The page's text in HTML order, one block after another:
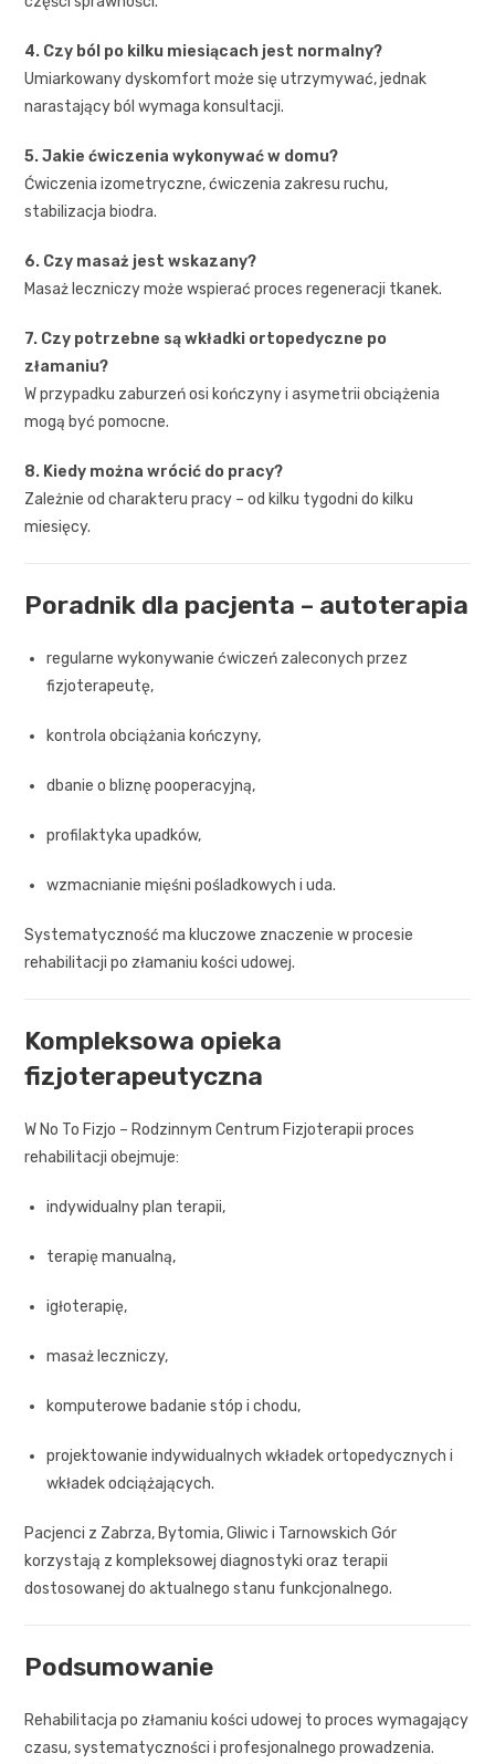
4. Czy ból po kilku miesiącach jest normalny?
Umiarkowany dyskomfort może się utrzymywać, jednak
narastający ból wymaga konsultacji.
5. Jakie ćwiczenia wykonywać w domu?
Ćwiczenia izometryczne, ćwiczenia zakresu ruchu,
stabilizacja biodra.
6. Czy masaż jest wskazany?
Masaż leczniczy może wspierać proces regeneracji tkanek.
7. Czy potrzebne są wkładki ortopedyczne po
złamaniu?
W przypadku zaburzeń osi kończyny i asymetrii obciążenia
mogą być pomocne.
8. Kiedy można wrócić do pracy?
Zależnie od charakteru pracy – od kilku tygodni do kilku
miesięcy.
Poradnik dla pacjenta – autoterapia
regularne wykonywanie ćwiczeń zaleconych przez
fizjoterapeutę,
kontrola obciążania kończyny,
dbanie o bliznę pooperacyjną,
profilaktyka upadków,
wzmacnianie mięśni pośladkowych i uda.
Systematyczność ma kluczowe znaczenie w procesie
rehabilitacji po złamaniu kości udowej.
Kompleksowa opieka
fizjoterapeutyczna
W No To Fizjo – Rodzinnym Centrum Fizjoterapii proces
rehabilitacji obejmuje:
indywidualny plan terapii,
terapię manualną,
igłoterapię,
masaż leczniczy,
komputerowe badanie stóp i chodu,
projektowanie indywidualnych wkładek ortopedycznych i
wkładek odciążających.
Pacjenci z Zabrza, Bytomia, Gliwic i Tarnowskich Gór
korzystają z kompleksowej diagnostyki oraz terapii
dostosowanej do aktualnego stanu funkcjonalnego.
Podsumowanie
Rehabilitacja po złamaniu kości udowej to proces wymagający
czasu, systematyczności i profesjonalnego prowadzenia.